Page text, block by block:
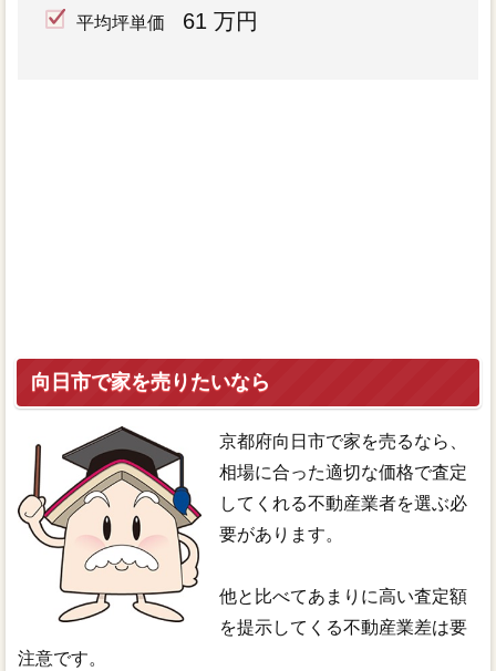
平均坪単価 61 万円
向日市で家を売りたいなら
京都府向日市で家を売るなら、
相場に合った適切な価格で査定
してくれる不動産業者を選ぶ必
要があります。
他と比べてあまりに高い査定額
を提示してくる不動産業差は要
注意です。